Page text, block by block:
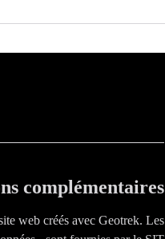
complémentaires
web créés avec Geotrek. Les